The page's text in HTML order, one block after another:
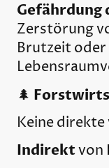
Gefährdung
Zerstörung
Brutzeit oder
🌲
Keine
Indirektvon